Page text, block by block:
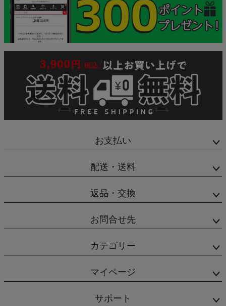
お支払い
配送・送料
返品・交換
お問合せ先
カテゴリー
マイページ
サポート